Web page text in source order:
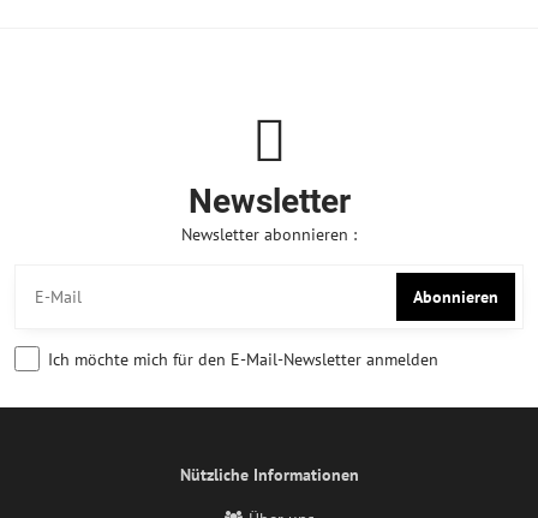
Newsletter
Newsletter abonnieren :
Abonnieren
Ich möchte mich für den E-Mail-Newsletter anmelden
Nützliche Informationen